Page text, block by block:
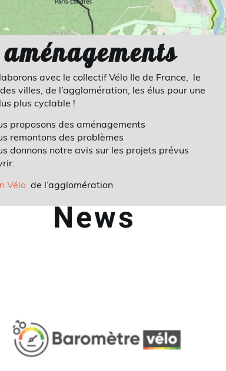
aménagements
avec le collectif Vélo Ile de France, le
villes, de l’agglomération, les élus pour une
plus cyclable !
proposons des aménagements
remontons des problèmes
donnons notre avis sur les projets prévus
Vélo de l’agglomération
News